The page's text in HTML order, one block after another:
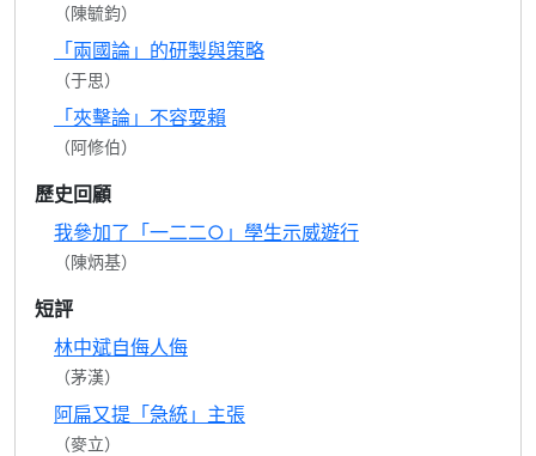
（陳毓鈞）
「兩國論」的研製與策略
（于思）
「夾擊論」不容耍賴
（阿修伯）
歷史回顧
我參加了「一二二○」學生示威遊行
（陳炳基）
短評
林中斌自侮人侮
（茅漢）
阿扁又提「急統」主張
（麥立）